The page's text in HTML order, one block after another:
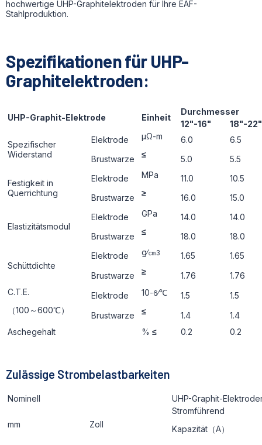
hochwertige UHP-Graphitelektroden für Ihre EAF-
Stahlproduktion.
Spezifikationen für UHP-
Graphitelektroden:
UHP-Graphit-Elektrode Einheit
Durchmesser
12"-16"
18"-22"
Spezifischer
Widerstand
Elektrode
μΩ-m
≤
6.0
6.5
Brustwarze
5.0 5.5
Festigkeit in
Querrichtung
Elektrode
ΜРa
≥
11.0
10.5
Brustwarze
16.0 15.0
Elastizitätsmodul
Elektrode
GРa
≤
14.0
14.0
Brustwarze
18.0 18.0
Schüttdichte
Elektrode g∕㎝3
≥
1.65
1.65
Brustwarze
1.76
1.76
C.T.E.
（100～600℃）
Elektrode 10-6∕℃
≤
1.5
1.5
Brustwarze
1.4
1.4
Aschegehalt
% ≤ 0.2 0.2
Zulässige Strombelastbarkeiten
Nominell UHP-Graphit-
mm Zoll
Stromführend
Kapazität（A）